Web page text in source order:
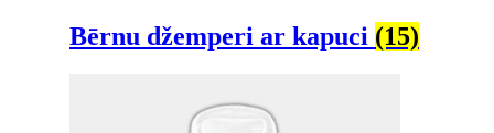
Bērnu džemperi ar kapuci (15)